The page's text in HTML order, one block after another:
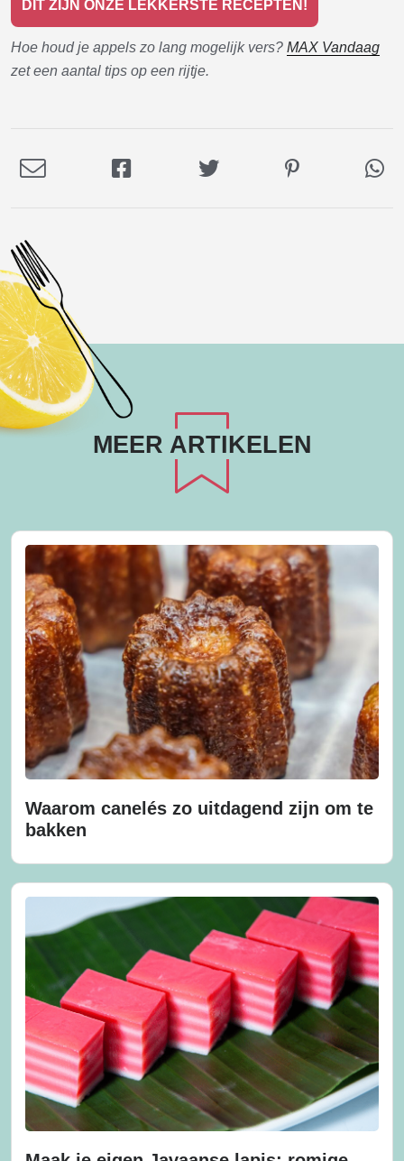
DIT ZIJN ONZE LEKKERSTE RECEPTEN!
Hoe houd je appels zo lang mogelijk vers? MAX Vandaag
zet een aantal tips op een rijtje.
Deel
Deel
MEER ARTIKELEN
Waarom canelés zo uitdagend zijn om te
bakken